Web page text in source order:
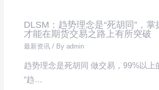
DLSM：趋势理念是“死胡同”，掌
才能在期货交易之路上有所突破
最新资讯 / Byadmin
趋势理念是死胡同 做交易，99%以上
“趋…